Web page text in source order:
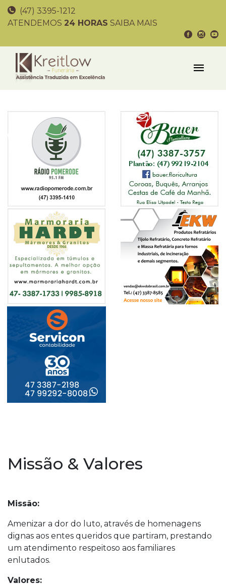
(47) 3395-1212
ATENDEMOS 24 HORAS SAIBA MAIS
Missão & Valores
Missão:
Amenizar a dor do luto, através de homenagens
dignas aos entes queridos que partiram, prestando
um atendimento respeitoso aos familiares
enlutados.
Valores: